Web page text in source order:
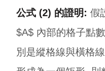
公式 (2) 的證明: 假
$A$ 內部的格子點
別是縱格線與橫格